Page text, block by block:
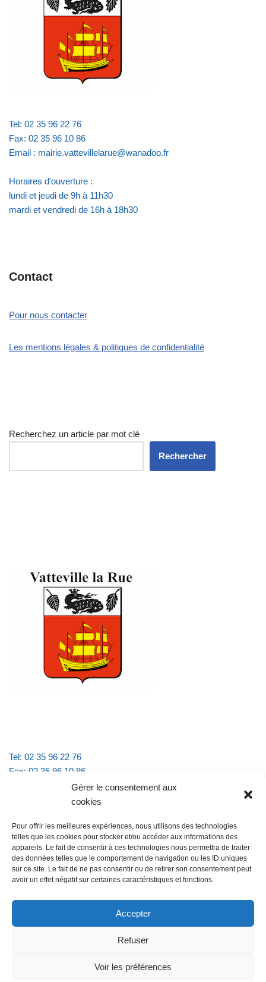
Gérer le consentement aux
cookies
Pour offrir les meilleures expériences, nous utilisons des technologies
telles que les cookies pour stocker et/ou accéder aux informations des
appareils. Le fait de consentir à ces technologies nous permettra de traiter
des données telles que le comportement de navigation ou les ID uniques
sur ce site. Le fait de ne pas consentir ou de retirer son consentement peut
avoir un effet négatif sur certaines caractéristiques et fonctions.
Accepter
Refuser
Voir les préférences
Tel: 02 35 96 22 76
Fax: 02 35 96 10 86
Email : mairie.vattevillelarue@wanadoo.fr
Horaires d'ouverture :
lundi et jeudi de 9h à 11h30
mardi et vendredi de 16h à 18h30
Contact
Pour nous contacter
Les mentions légales & politiques de confidentialité
Recherchez un article par mot clé
Rechercher
Tel: 02 35 96 22 76
Fax: 02 35 96 10 86
Email : mairie.vattevillelarue@wanadoo.fr
lundi et jeudi de 9h à 11h30
mardi et vendredi de 16h à 18h30
@Vatteville-la-rue mentions légales